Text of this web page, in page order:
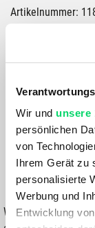
Wir und unsere
persönlichen
von
Ihrem Gerät zu
personalisierte
Werbung und
Entwicklung
Artikelnummer:
Farbe:
PETROL-BLUE
27,99 €
Wähle eine